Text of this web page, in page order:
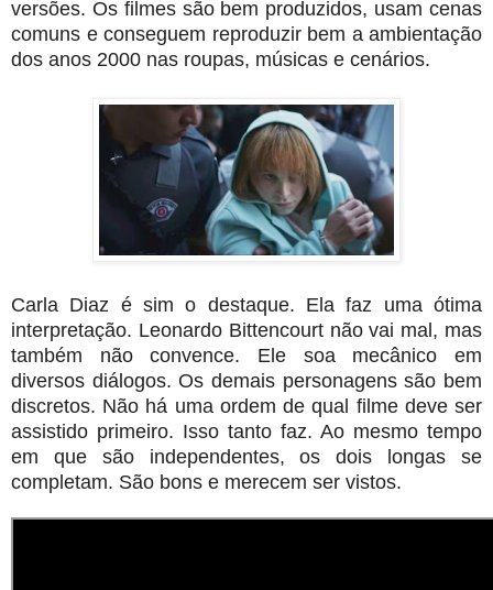
versões. Os filmes são bem produzidos, usam cenas
comuns e conseguem reproduzir bem a ambientação
dos anos 2000 nas roupas, músicas e cenários.
Carla Diaz é sim o destaque. Ela faz uma ótima
interpretação. Leonardo Bittencourt não vai mal, mas
também não convence. Ele soa mecânico em
diversos diálogos. Os demais personagens são bem
discretos. Não há uma ordem de qual filme deve ser
assistido primeiro. Isso tanto faz. Ao mesmo tempo
em que são independentes, os dois longas se
completam. São bons e merecem ser vistos.